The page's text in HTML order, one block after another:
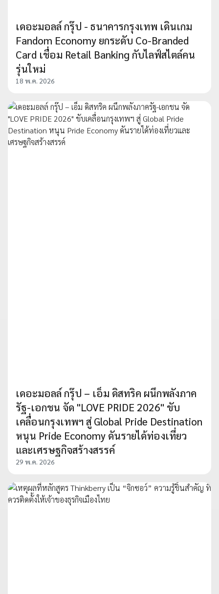
เดอะมอลล์ กรุ๊ป - ธนาคารกรุงเทพ เดินเกม
Fandom Economy ยกระดับ Co-Branded
Card เชื่อม Retail Banking กับไลฟ์สไตล์คน
รุ่นใหม่
18 พ.ค. 2026
เดอะมอลล์ กรุ๊ป – เอ็ม ดิสทริค ผนึกพลังภาค
รัฐ-เอกชน จัด "LOVE PRIDE 2026" ขับ
เคลื่อนกรุงเทพฯ สู่ Global Pride Destination
หนุน Pride Economy ดันรายได้ท่องเที่ยว
และเศรษฐกิจสร้างสรรค์
29 พ.ค. 2026